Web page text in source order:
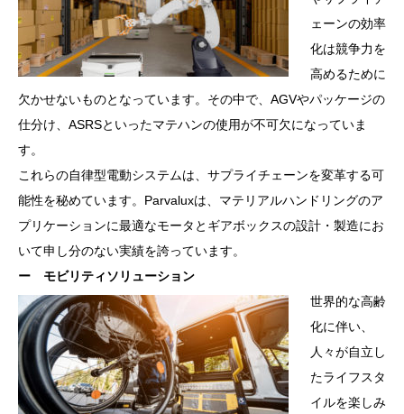
ェーンの効率
化は競争力を
高めるために
欠かせないものとなっています。その中で、AGVやパッケージの
仕分け、ASRSといったマテハンの使用が不可欠になっていま
す。
これらの自律型電動システムは、サプライチェーンを変革する可
能性を秘めています。Parvaluxは、マテリアルハンドリングのア
プリケーションに最適なモータとギアボックスの設計・製造にお
いて申し分のない実績を誇っています。
ー モビリティソリューション
世界的な高齢
化に伴い、
人々が自立し
たライフスタ
イルを楽しみ